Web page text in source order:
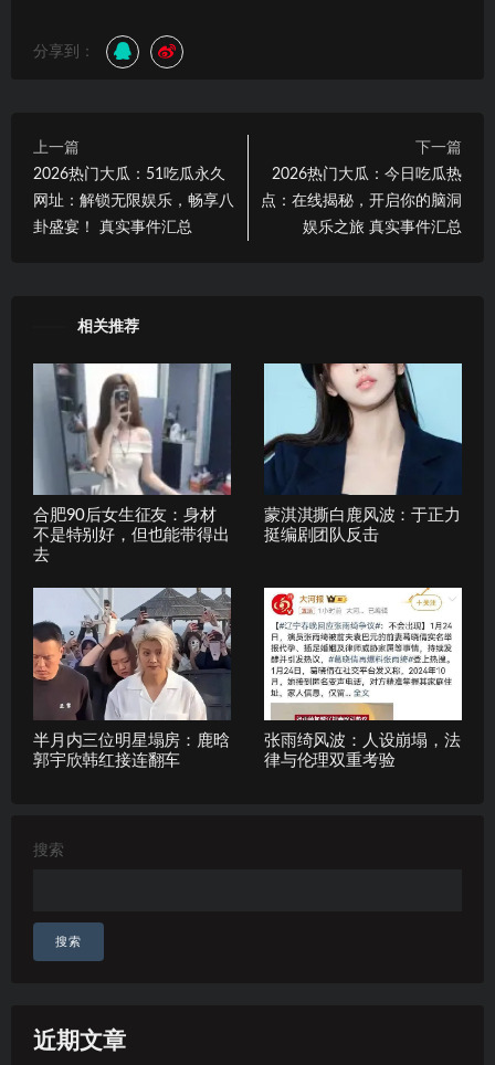
分享到：
上一篇
2026热门大瓜：51吃瓜永久
网址：解锁无限娱乐，畅享八
卦盛宴！ 真实事件汇总
下一篇
2026热门大瓜：今日吃瓜热
点：在线揭秘，开启你的脑洞
娱乐之旅 真实事件汇总
相关推荐
合肥90后女生征友：身材
不是特别好，但也能带得出
去
蒙淇淇撕白鹿风波：于正力
挺编剧团队反击
半月内三位明星塌房：鹿晗
郭宇欣韩红接连翻车
张雨绮风波：人设崩塌，法
律与伦理双重考验
搜索
搜索
近期文章